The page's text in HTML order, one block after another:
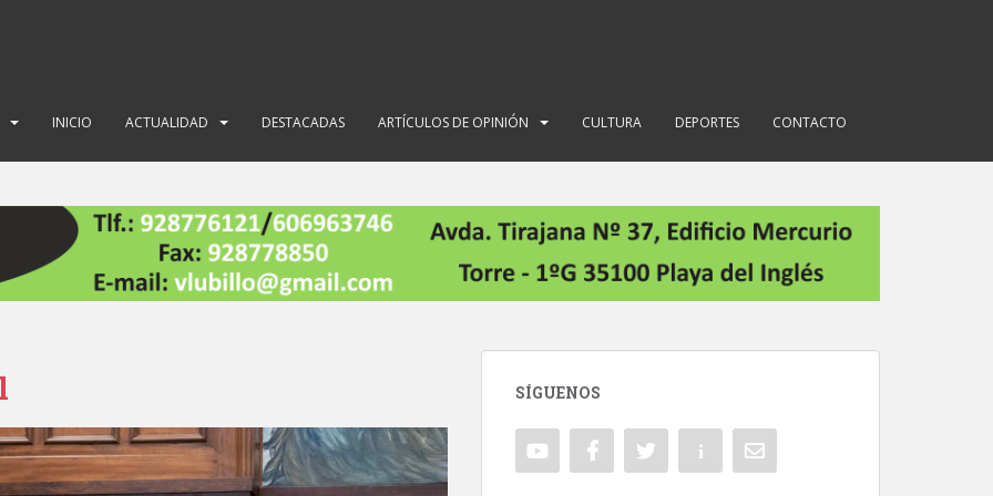
INICIO ACTUALIDAD DESTACADAS ARTÍCULOS DE OPINIÓN CULTURA DEPORTES CONTACTO
SÍGUENOS